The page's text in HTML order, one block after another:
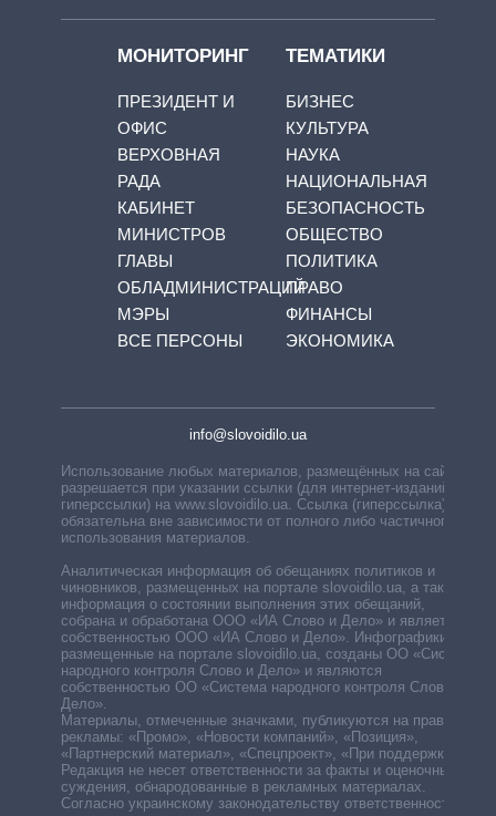
МОНИТОРИНГ
ПРЕЗИДЕНТ И
ОФИС
ВЕРХОВНАЯ
РАДА
КАБИНЕТ
МИНИСТРОВ
ГЛАВЫ
ОБЛАДМИНИСТРАЦИЙ
МЭРЫ
ВСЕ ПЕРСОНЫ
ТЕМАТИКИ
БИЗНЕС
КУЛЬТУРА
НАУКА
НАЦИОНАЛЬНАЯ
БЕЗОПАСНОСТЬ
ОБЩЕСТВО
ПОЛИТИКА
ПРАВО
ФИНАНСЫ
ЭКОНОМИКА
info@slovoidilo.ua
Использование любых материалов, размещённых на сайте,
разрешается при указании ссылки (для интернет-изданий —
гиперссылки) на www.slovoidilo.ua. Ссылка (гиперссылка)
обязательна вне зависимости от полного либо частичного
использования материалов.
Аналитическая информация об обещаниях политиков и
чиновников, размещенных на портале slovoidilo.ua, а также
информация о состоянии выполнения этих обещаний,
собрана и обработана ООО «ИА Слово и Дело» и является
собственностью ООО «ИА Слово и Дело». Инфографики,
размещенные на портале slovoidilo.ua, созданы ОО «Система
народного контроля Слово и Дело» и являются
собственностью ОО «Система народного контроля Слово и
Дело».
Материалы, отмеченные значками, публикуются на правах
рекламы: «Промо», «Новости компаний», «Позиция»,
«Партнерский материал», «Спецпроект», «При поддержке».
Редакция не несет ответственности за факты и оценочные
суждения, обнародованные в рекламных материалах.
Согласно украинскому законодательству ответственность за